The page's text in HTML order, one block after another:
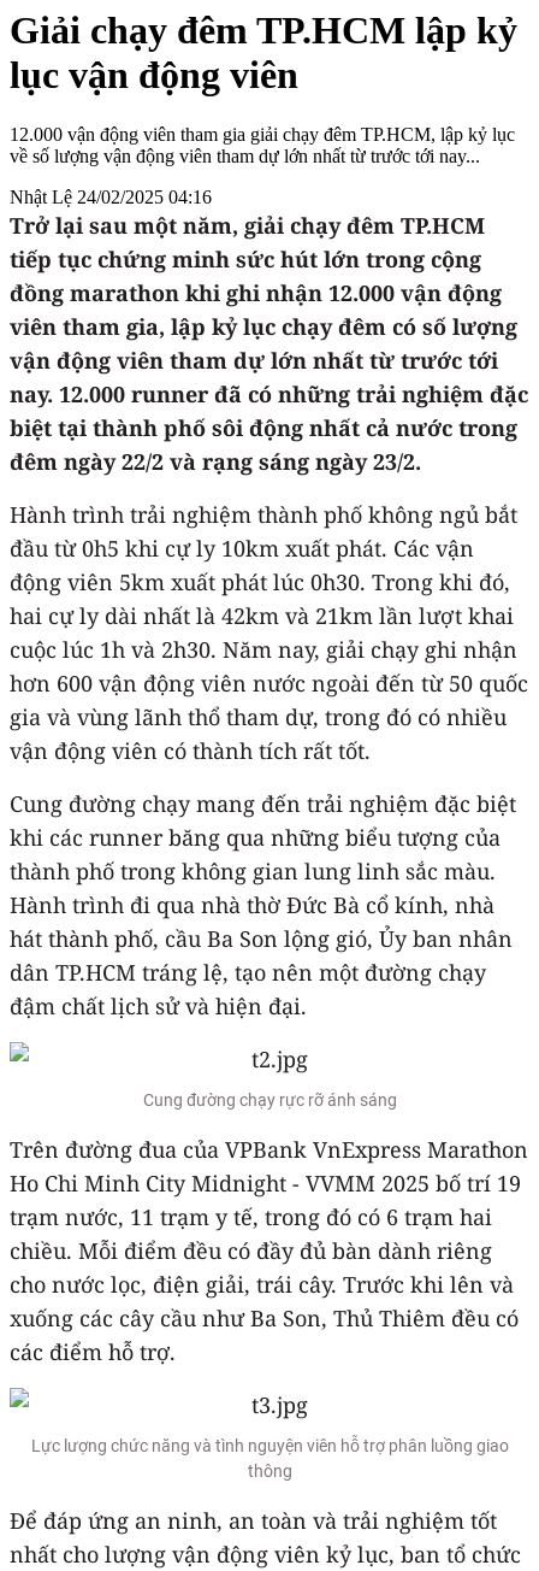
Giải chạy đêm TP.HCM lập kỷ
lục vận động viên
12.000 vận động viên tham gia giải chạy đêm TP.HCM, lập kỷ lục
về số lượng vận động viên tham dự lớn nhất từ trước tới nay...
Nhật Lệ 24/02/2025 04:16
Trở lại sau một năm, giải chạy đêm TP.HCM
tiếp tục chứng minh sức hút lớn trong cộng
đồng marathon khi ghi nhận 12.000 vận động
viên tham gia, lập kỷ lục chạy đêm có số lượng
vận động viên tham dự lớn nhất từ trước tới
nay. 12.000 runner đã có những trải nghiệm đặc
biệt tại thành phố sôi động nhất cả nước trong
đêm ngày 22/2 và rạng sáng ngày 23/2.
Hành trình trải nghiệm thành phố không ngủ bắt
đầu từ 0h5 khi cự ly 10km xuất phát. Các vận
động viên 5km xuất phát lúc 0h30. Trong khi đó,
hai cự ly dài nhất là 42km và 21km lần lượt khai
cuộc lúc 1h và 2h30. Năm nay, giải chạy ghi nhận
hơn 600 vận động viên nước ngoài đến từ 50 quốc
gia và vùng lãnh thổ tham dự, trong đó có nhiều
vận động viên có thành tích rất tốt.
Cung đường chạy mang đến trải nghiệm đặc biệt
khi các runner băng qua những biểu tượng của
thành phố trong không gian lung linh sắc màu.
Hành trình đi qua nhà thờ Đức Bà cổ kính, nhà
hát thành phố, cầu Ba Son lộng gió, Ủy ban nhân
dân TP.HCM tráng lệ, tạo nên một đường chạy
đậm chất lịch sử và hiện đại.
Cung đường chạy rực rỡ ánh sáng
Trên đường đua của VPBank VnExpress Marathon
Ho Chi Minh City Midnight - VVMM 2025 bố trí 19
trạm nước, 11 trạm y tế, trong đó có 6 trạm hai
chiều. Mỗi điểm đều có đầy đủ bàn dành riêng
cho nước lọc, điện giải, trái cây. Trước khi lên và
xuống các cây cầu như Ba Son, Thủ Thiêm đều có
các điểm hỗ trợ.
Lực lượng chức năng và tình nguyện viên hỗ trợ phân luồng giao
thông
Để đáp ứng an ninh, an toàn và trải nghiệm tốt
nhất cho lượng vận động viên kỷ lục, ban tổ chức